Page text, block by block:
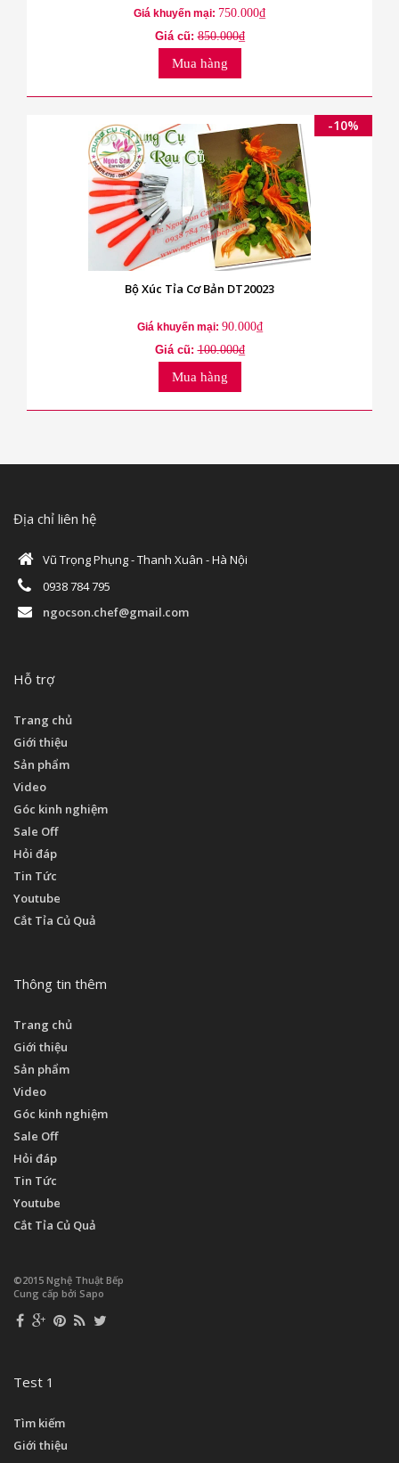
Giá khuyến mại: 750.000₫
Giá cũ:850.000₫
Mua hàng
-10%
Bộ Xúc Tỉa Cơ Bản DT20023
Giá khuyến mại: 90.000₫
Giá cũ:100.000₫
Mua hàng
Địa chỉ liên hệ
Vũ Trọng Phụng - Thanh Xuân - Hà Nội
0938 784 795
ngocson.chef@gmail.com
Hỗ trợ
Trang chủ
Giới thiệu
Sản phẩm
Video
Góc kinh nghiệm
Sale Off
Hỏi đáp
Tin Tức
Youtube
Cắt Tỉa Củ Quả
Thông tin thêm
Trang chủ
Giới thiệu
Sản phẩm
Video
Góc kinh nghiệm
Sale Off
Hỏi đáp
Tin Tức
Youtube
Cắt Tỉa Củ Quả
©2015 Nghệ Thuật Bếp
Cung cấp bởi Sapo
Test 1
Tìm kiếm
Giới thiệu